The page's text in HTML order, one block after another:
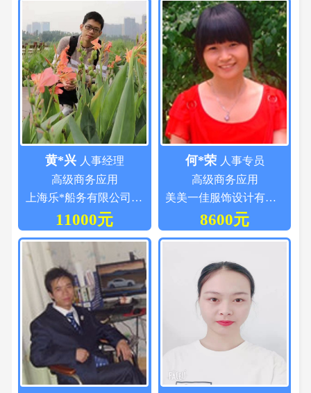
黄*兴 人事经理
高级商务应用
上海乐*船务有限公司厦门分公司
11000元
何*荣 人事专员
高级商务应用
美美一佳服饰设计有限公司
8600元